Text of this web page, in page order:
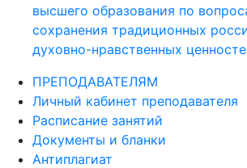
высшего образования по
сохранения традиционных
духовно-нравственных
ПРЕПОДАВАТЕЛЯМ
Личный кабинет преподавателя
Расписание занятий
Документы и бланки
Антиплагиат